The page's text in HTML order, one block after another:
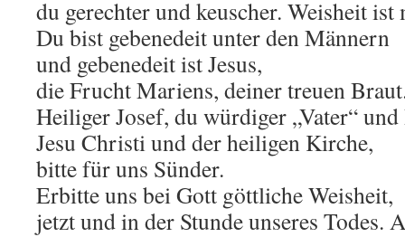
du gerechter und keuscher. Weisheit
Du bist gebenedeit unter den Männern
und gebenedeit ist Jesus,
die Frucht Mariens, deiner treuen
Heiliger Josef, du würdiger „Vater“
Jesu Christi und der heiligen Kirche,
bitte für uns Sünder.
Erbitte uns bei Gott göttliche Weisheit,
jetzt und in der Stunde unseres Todes.